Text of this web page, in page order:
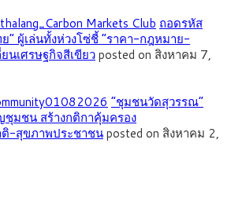
ถอดรหัส
” ผู้เล่นทั้งห่วงโซ่ชี้ “ราคา-กฎหมาย-
นเศรษฐกิจสีเขียวposted on สิงหาคม 7,
”ชุมชนวัดสุวรรณ”
มชน สร้างกติกาคุ้มครอง
ติ-สุขภาพประชาชนposted on สิงหาคม 2,